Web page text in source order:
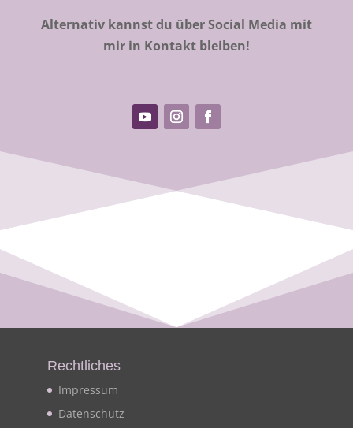
Alternativ kannst du über Social Media mit
mir in Kontakt bleiben!
Rechtliches
Impressum
Datenschutz